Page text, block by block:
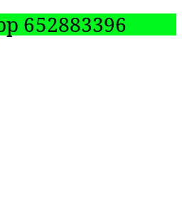
652883396